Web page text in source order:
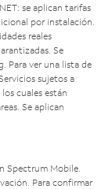
se aplican tarifas
por instalación.
reales
Se
Para ver una lista de
Servicios sujetos a
cuales están
Se aplican
Spectrum Mobile.
Para confirmar